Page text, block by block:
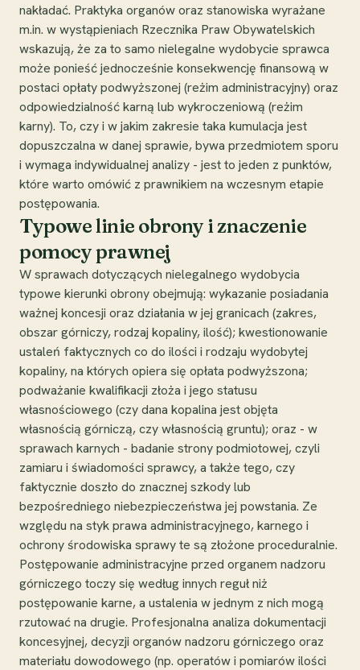
nakładać. Praktyka organów oraz stanowiska wyrażane
m.in. w wystąpieniach Rzecznika Praw Obywatelskich
wskazują, że za to samo nielegalne wydobycie sprawca
może ponieść jednocześnie konsekwencję finansową w
postaci opłaty podwyższonej (reżim administracyjny) oraz
odpowiedzialność karną lub wykroczeniową (reżim
karny). To, czy i w jakim zakresie taka kumulacja jest
dopuszczalna w danej sprawie, bywa przedmiotem sporu
i wymaga indywidualnej analizy - jest to jeden z punktów,
które warto omówić z prawnikiem na wczesnym etapie
postępowania.
Typowe linie obrony i znaczenie
pomocy prawnej
W sprawach dotyczących nielegalnego wydobycia
typowe kierunki obrony obejmują: wykazanie posiadania
ważnej koncesji oraz działania w jej granicach (zakres,
obszar górniczy, rodzaj kopaliny, ilość); kwestionowanie
ustaleń faktycznych co do ilości i rodzaju wydobytej
kopaliny, na których opiera się opłata podwyższona;
podważanie kwalifikacji złoża i jego statusu
własnościowego (czy dana kopalina jest objęta
własnością górniczą, czy własnością gruntu); oraz - w
sprawach karnych - badanie strony podmiotowej, czyli
zamiaru i świadomości sprawcy, a także tego, czy
faktycznie doszło do znacznej szkody lub
bezpośredniego niebezpieczeństwa jej powstania. Ze
względu na styk prawa administracyjnego, karnego i
ochrony środowiska sprawy te są złożone proceduralnie.
Postępowanie administracyjne przed organem nadzoru
górniczego toczy się według innych reguł niż
postępowanie karne, a ustalenia w jednym z nich mogą
rzutować na drugie. Profesjonalna analiza dokumentacji
koncesyjnej, decyzji organów nadzoru górniczego oraz
materiału dowodowego (np. operatów i pomiarów ilości